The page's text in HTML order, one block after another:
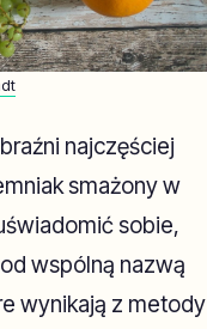
najczęściej
smażony w
sobie,
wspólną nazwą
wynikają z metody